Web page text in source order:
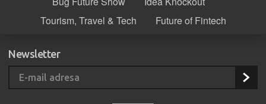
Tourism, Travel & Tech
Future of Fintech
Newsletter